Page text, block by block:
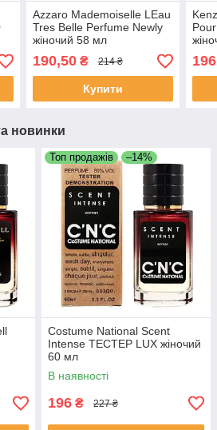
Azzaro Mademoiselle LEau
Tres Belle Perfume Newly
жіночий 58 мл
190,50₴ 214 ₴
Купити
196
новинки
Топ продажів –14%
Costume National Scent
Intense ТЕСТЕР LUX жіночий
60 мл
В наявності
196 ₴ 227 ₴